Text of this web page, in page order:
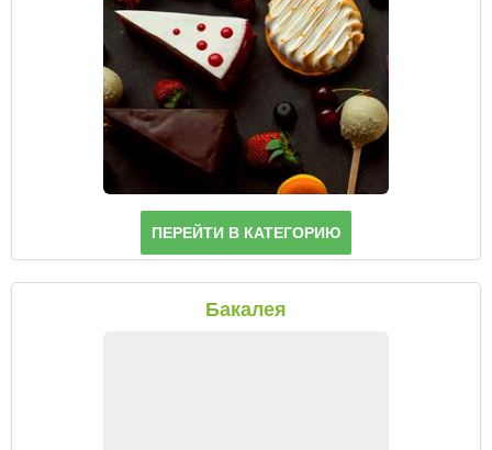
ПЕРЕЙТИ В КАТЕГОРИЮ
Бакалея